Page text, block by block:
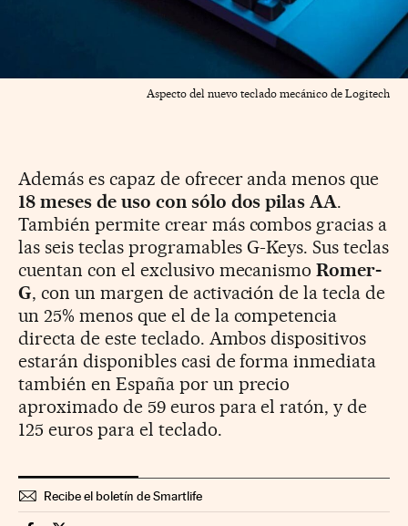
Aspecto del nuevo teclado mecánico de Logitech
Además es capaz de ofrecer anda menos que
18 meses de uso con sólo dos pilas AA.
También permite crear más combos gracias a
las seis teclas programables G-Keys. Sus teclas
cuentan con el exclusivo mecanismoRomer-
G, con un margen de activación de la tecla de
un 25% menos que el de la competencia
directa de este teclado. Ambos dispositivos
estarán disponibles casi de forma inmediata
también en España por un precio
aproximado de 59 euros para el ratón, y de
125 euros para el teclado.
Recibe el boletín de Smartlife